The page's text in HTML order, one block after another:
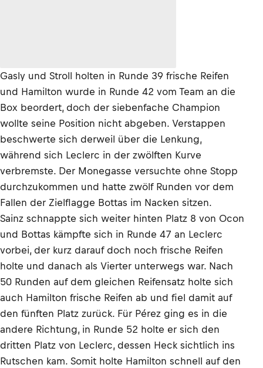
Gasly und Stroll holten in Runde 39 frische Reifen
und Hamilton wurde in Runde 42 vom Team an die
Box beordert, doch der siebenfache Champion
wollte seine Position nicht abgeben. Verstappen
beschwerte sich derweil über die Lenkung,
während sich Leclerc in der zwölften Kurve
verbremste. Der Monegasse versuchte ohne Stopp
durchzukommen und hatte zwölf Runden vor dem
Fallen der Zielflagge Bottas im Nacken sitzen.
Sainz schnappte sich weiter hinten Platz 8 von Ocon
und Bottas kämpfte sich in Runde 47 an Leclerc
vorbei, der kurz darauf doch noch frische Reifen
holte und danach als Vierter unterwegs war. Nach
50 Runden auf dem gleichen Reifensatz holte sich
auch Hamilton frische Reifen ab und fiel damit auf
den fünften Platz zurück. Für Pérez ging es in die
andere Richtung, in Runde 52 holte er sich den
dritten Platz von Leclerc, dessen Heck sichtlich ins
Rutschen kam. Somit holte Hamilton schnell auf den